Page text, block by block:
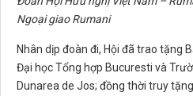
Ngoại giao Rumani
Nhân dịp đoàn đi, Hội đã trao tặng
Đại học Tổng hợp Bucuresti và
Dunarea de Jos; đồng thời truy